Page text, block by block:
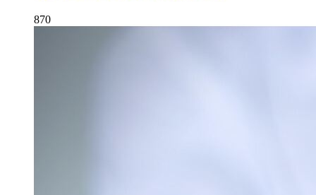
870